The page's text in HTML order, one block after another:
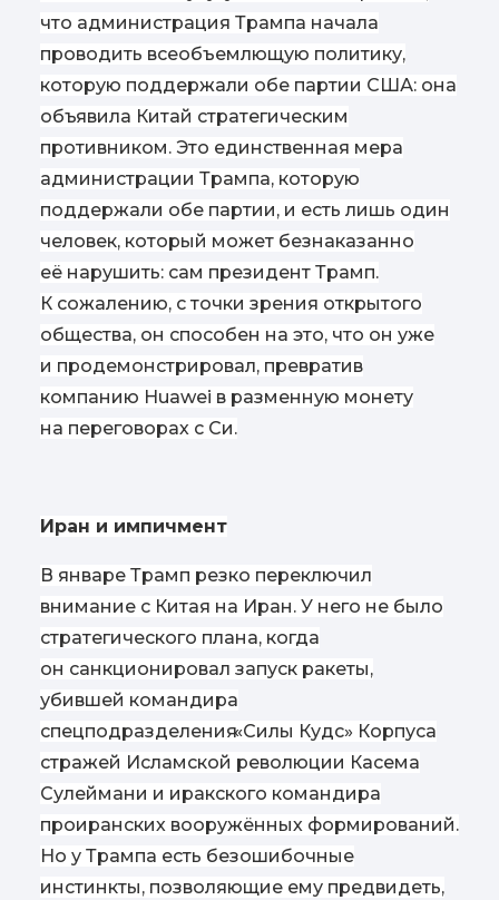
что администрация Трампа начала
проводить всеобъемлющую политику,
которую поддержали обе партии США: она
объявила Китай стратегическим
противником. Это единственная мера
администрации Трампа, которую
поддержали обе партии, и есть лишь один
человек, который может безнаказанно
её нарушить: сам президент Трамп.
К сожалению, с точки зрения открытого
общества, он способен на это, что он уже
и продемонстрировал, превратив
компанию Huawei в разменную монету
на переговорах с Си.
Иран и импичмент
В январе Трамп резко переключил
внимание с Китая на Иран. У него не было
стратегического плана, когда
он санкционировал запуск ракеты,
убившей командира
спецподразделения
«Силы Кудс» Корпуса
стражей Исламской революции Касема
Сулеймани и иракского командира
проиранских вооружённых формирований.
Но у Трампа есть безошибочные
инстинкты, позволяющие ему предвидеть,